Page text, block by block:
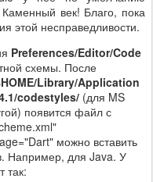
век! Благо, пока
этой несправедливости.
Preferences/Editor/Code
схемы. После
Library/Application
codestyles/ (для MS
появится файл с
можно вставить
Например, для Java. У
так: